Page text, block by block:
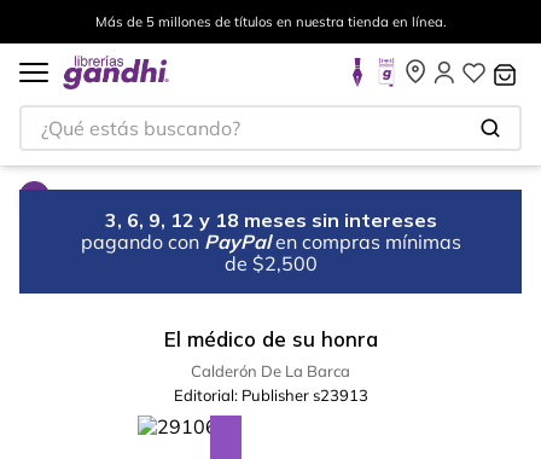
Más de 5 millones de títulos en nuestra tienda en línea.
¿Qué estás buscando?
3, 6, 9, 12 y 18 meses sin intereses
pagando con PayPal en compras mínimas
de $2,500
El médico de su honra
Calderón De La Barca
Editorial: Publisher s23913